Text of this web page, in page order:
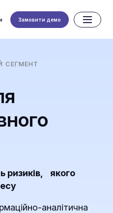
Замовити демо
СЕГМЕНТ
ризиків, якого
аналітична